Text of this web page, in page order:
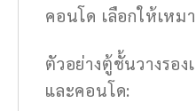
คอนโด เลือกให้เหม
ตัวอย่างตู้ชั้นวางรอ
และคอนโด: